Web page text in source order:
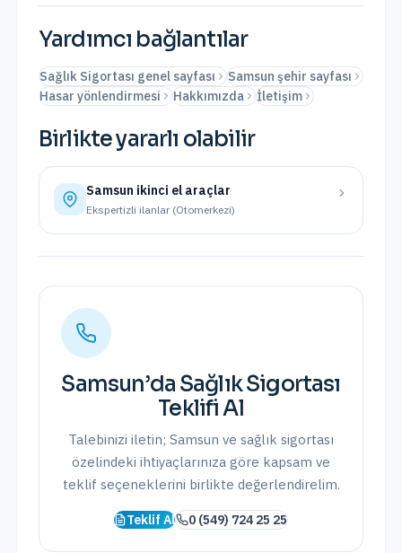
Yardımcı bağlantılar
Sağlık Sigortası genel sayfası
Samsun şehir sayfası
Hasar yönlendirmesi
Hakkımızda İletişim
Birlikte yararlı olabilir
Samsun ikinci el araçlar
Ekspertizli ilanlar (Otomerkezi)
Samsun’da Sağlık Sigortası
Teklifi Al
Talebinizi iletin; Samsun ve sağlık sigortası
özelindeki ihtiyaçlarınıza göre kapsam ve
teklif seçeneklerini birlikte değerlendirelim.
Teklif Al 0 (549) 724 25 25